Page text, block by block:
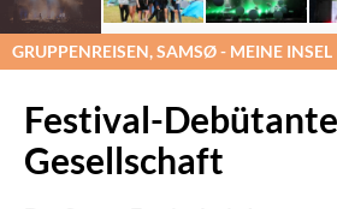
GRUPPENREISEN, SAMSØ - MEINE INSEL
Festival-
Gesellschaft